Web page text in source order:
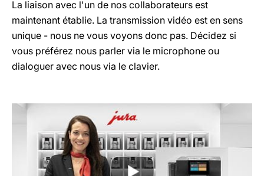
La liaison avec l'un de nos collaborateurs est
maintenant établie. La transmission vidéo est en sens
unique - nous ne vous voyons donc pas. Décidez si
vous préférez nous parler via le microphone ou
dialoguer avec nous via le clavier.